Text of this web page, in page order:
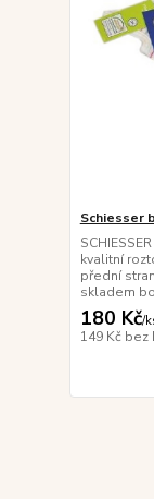
Schiesser
kvalitní
přední
skladem
180 Kč/
149 Kč bez